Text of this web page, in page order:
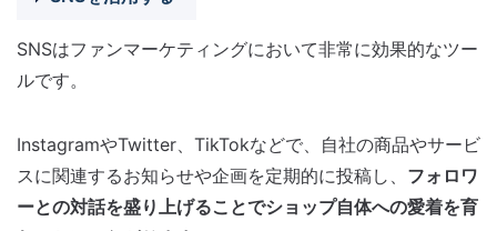
SNSはファンマーケティングにおいて非常に効果的なツー
ルです。
InstagramやTwitter、TikTokなどで、自社の商品やサービ
スに関連するお知らせや企画を定期的に投稿し、 フォロワ
ーとの対話を盛り上げることでショップ自体への愛着を育